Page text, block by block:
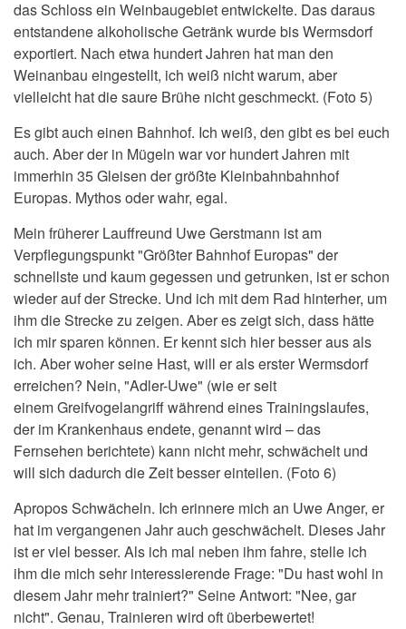
das Schloss ein Weinbaugebiet entwickelte. Das daraus
entstandene alkoholische Getränk wurde bis Wermsdorf
exportiert. Nach etwa hundert Jahren hat man den
Weinanbau eingestellt, ich weiß nicht warum, aber
vielleicht hat die saure Brühe nicht geschmeckt. (Foto 5)
Es gibt auch einen Bahnhof. Ich weiß, den gibt es bei euch
auch. Aber der in Mügeln war vor hundert Jahren mit
immerhin 35 Gleisen der größte Kleinbahnbahnhof
Europas. Mythos oder wahr, egal.
Mein früherer Lauffreund Uwe Gerstmann ist am
Verpflegungspunkt "Größter Bahnhof Europas" der
schnellste und kaum gegessen und getrunken, ist er schon
wieder auf der Strecke. Und ich mit dem Rad hinterher, um
ihm die Strecke zu zeigen. Aber es zeigt sich, dass hätte
ich mir sparen können. Er kennt sich hier besser aus als
ich. Aber woher seine Hast, will er als erster Wermsdorf
erreichen? Nein, "Adler-Uwe" (wie er seit
einem Greifvogelangriff während eines Trainingslaufes,
der im Krankenhaus endete, genannt wird – das
Fernsehen berichtete) kann nicht mehr, schwächelt und
will sich dadurch die Zeit besser einteilen. (Foto 6)
Apropos Schwächeln. Ich erinnere mich an Uwe Anger, er
hat im vergangenen Jahr auch geschwächelt. Dieses Jahr
ist er viel besser. Als ich mal neben ihm fahre, stelle ich
ihm die mich sehr interessierende Frage: "Du hast wohl in
diesem Jahr mehr trainiert?" Seine Antwort: "Nee, gar
nicht". Genau, Trainieren wird oft überbewertet!